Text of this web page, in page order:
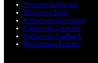
Principii Editoriale
Declarație Etică
Politica de Diversitate
Politica de Corectări
Politica de Feedback
Diversitatea Echipei